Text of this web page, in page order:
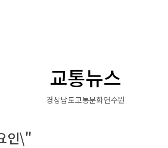
교통뉴스
경상남도교통문화연수원
인\"